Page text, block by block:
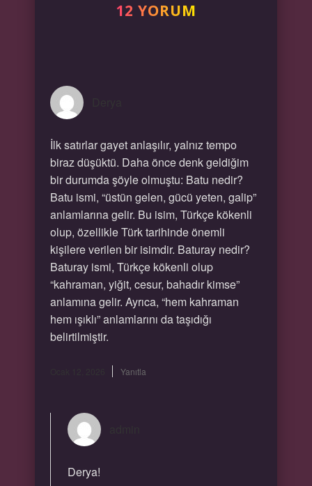
12 YORUM
İlk satırlar gayet anlaşılır, yalnız tempo
biraz düşüktü. Daha önce denk geldiğim
bir durumda şöyle olmuştu: Batu nedir?
Batu ismi, “üstün gelen, gücü yeten, galip”
anlamlarına gelir. Bu isim, Türkçe kökenli
olup, özellikle Türk tarihinde önemli
kişilere verilen bir isimdir. Baturay nedir?
Baturay ismi, Türkçe kökenli olup
“kahraman, yiğit, cesur, bahadır kimse”
anlamına gelir. Ayrıca, “hem kahraman
hem ışıklı” anlamlarını da taşıdığı
belirtilmiştir.
Yanıtla
Derya!